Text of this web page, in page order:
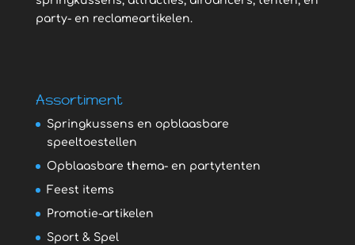
party- en reclameartikelen.
Assortiment
Springkussens en opblaasbare
speeltoestellen
Opblaasbare thema- en partytenten
Feest items
Promotie-artikelen
Sport & Spel